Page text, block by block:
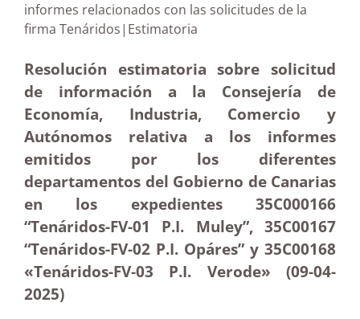
informes relacionados con las solicitudes de la
firma Tenáridos|Estimatoria
Resolución estimatoria sobre solicitud
de información a la Consejería de
Economía, Industria, Comercio y
Autónomos relativa a los informes
emitidos por los diferentes
departamentos del Gobierno de Canarias
en los expedientes 35C000166
“Tenáridos-FV-01 P.I. Muley”, 35C00167
“Tenáridos-FV-02 P.I. Opáres” y 35C00168
«Tenáridos-FV-03 P.I. Verode» (09-04-
2025)